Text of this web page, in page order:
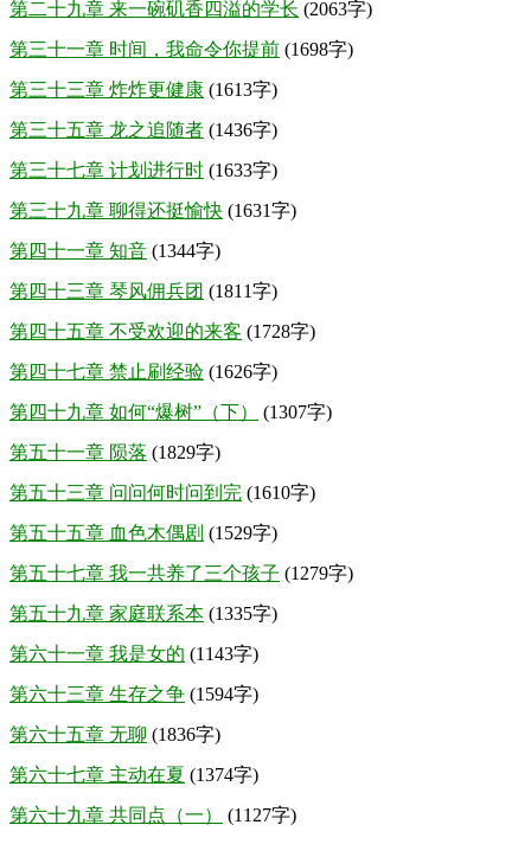
第二十九章 来一碗矶香四溢的学长 (2063字)
第三十一章 时间，我命令你提前 (1698字)
第三十三章 炸炸更健康 (1613字)
第三十五章 龙之追随者 (1436字)
第三十七章 计划进行时 (1633字)
第三十九章 聊得还挺愉快 (1631字)
第四十一章 知音 (1344字)
第四十三章 琴风佣兵团 (1811字)
第四十五章 不受欢迎的来客 (1728字)
第四十七章 禁止刷经验 (1626字)
第四十九章 如何“爆树”（下）
(1307字)
第五十一章 陨落 (1829字)
第五十三章 问问何时问到完 (1610字)
第五十五章 血色木偶剧 (1529字)
第五十七章 我一共养了三个孩子 (1279字)
第五十九章 家庭联系本 (1335字)
第六十一章 我是女的 (1143字)
第六十三章 生存之争 (1594字)
第六十五章 无聊 (1836字)
第六十七章 主动在夏 (1374字)
第六十九章 共同点（一）
(1127字)